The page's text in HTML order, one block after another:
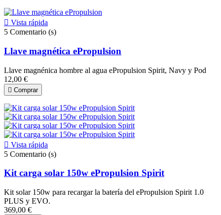
 Vista rápida
5 Comentario (s)
Llave magnética ePropulsion
Llave magnénica hombre al agua ePropulsion Spirit, Navy y Pod
12,00 €
 Comprar
 Vista rápida
5 Comentario (s)
Kit carga solar 150w ePropulsion Spirit
Kit solar 150w para recargar la batería del ePropulsion Spirit 1.0
PLUS y EVO.
369,00 €